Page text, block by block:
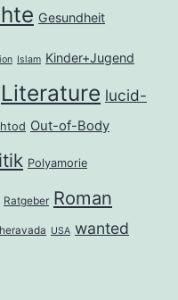
Gesundheit
Islam Kinder+Jugend
Literature lucid-
Out-of-Body
Polyamorie
Ratgeber Roman
USA wanted